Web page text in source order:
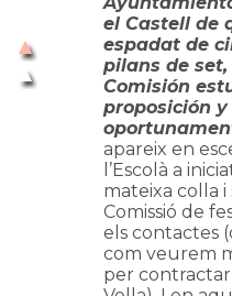
el Castell de
espadat de
pilans de
Comisión
proposición
apareix en
l’Escolà a
mateixa colla i
Comissió de
els contactes
com veurem
per contractar